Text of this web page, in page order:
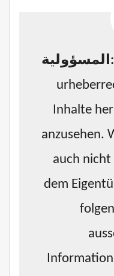
المسؤولية:
Inhalte
anzusehen.
auch nicht
dem